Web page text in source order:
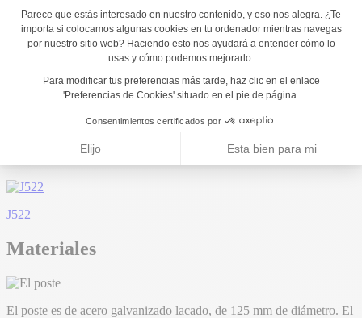
J511
J522
Materiales
El poste es de acero galvanizado lacado, de 125 mm de diámetro. El